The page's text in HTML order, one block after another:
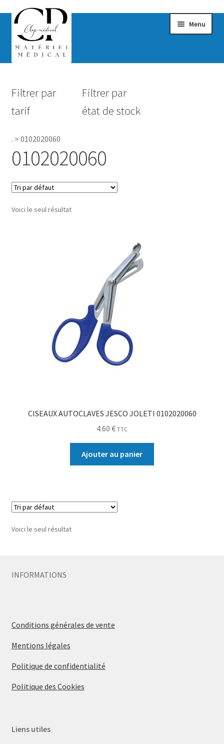
Menu
Hygiène
Accessoires Salle de bain
Filtrer par
tarif
Filtrer par
état de stock
. > 0102020060
0102020060
Voici le seul résultat
CISEAUX AUTOCLAVES JESCO JOLETI 0102020060
4.60 € TTC
Ajouter au panier
Voici le seul résultat
INFORMATIONS
Conditions générales de vente
Mentions légales
Politique de confidentialité
Politique des Cookies
Liens utiles